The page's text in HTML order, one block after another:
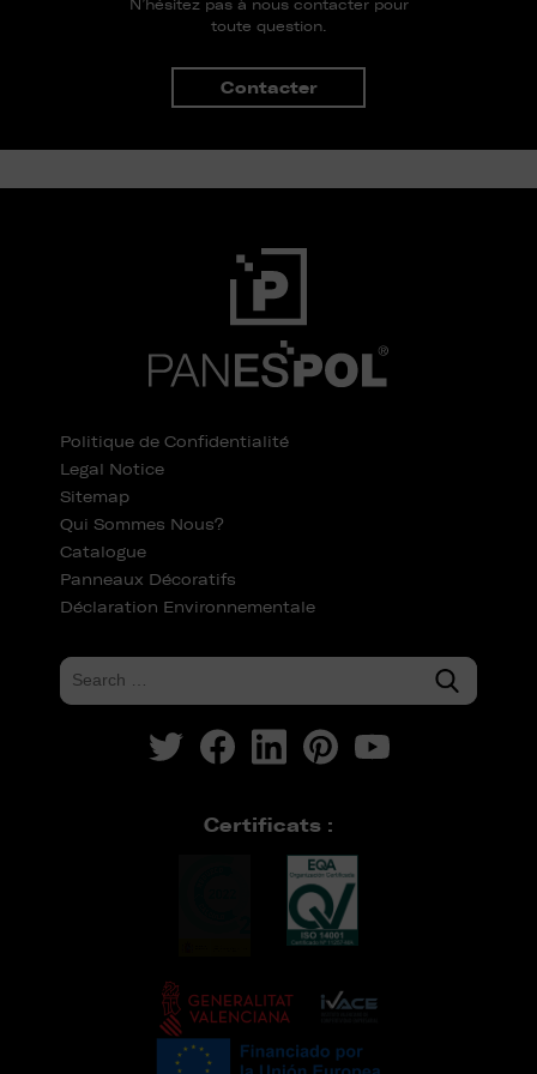
N’hésitez pas à nous contacter pour
toute question.
Contacter
Politique de Confidentialité
Legal Notice
Sitemap
Qui Sommes Nous?
Catalogue
Panneaux Décoratifs
Déclaration Environnementale
Certificats :